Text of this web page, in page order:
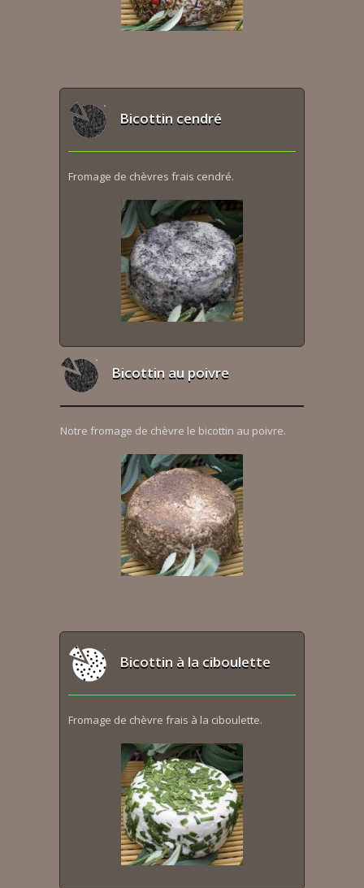
Bicottin cendré
Fromage de chèvres frais cendré.
Bicottin au poivre
Notre fromage de chèvre le bicottin au poivre.
Bicottin à la ciboulette
Fromage de chèvre frais à la ciboulette.